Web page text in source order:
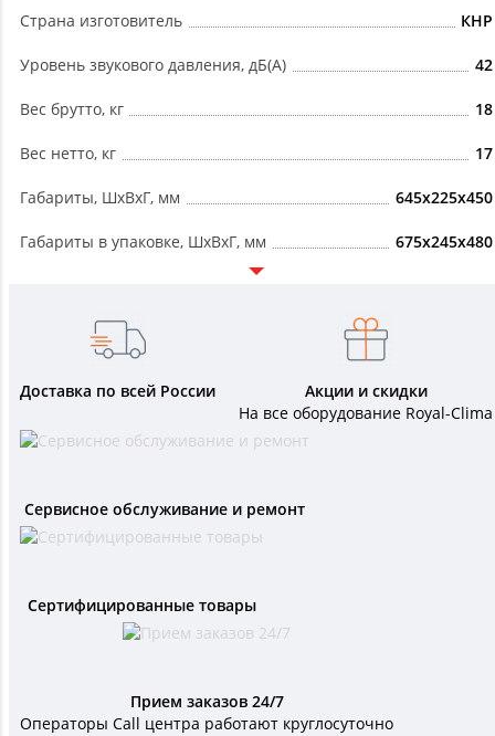
Страна изготовитель КНР
Уровень звукового давления, дБ(А) 42
Вес брутто, кг 18
Вес нетто, кг 17
Габариты, ШxВxГ, мм 645x225x450
Габариты в упаковке, ШxВxГ, мм 675x245x480
Доставка по всей России
Акции и скидки
На все оборудование Royal-Clima
Сервисное обслуживание и ремонт
Сертифицированные товары
Прием заказов 24/7
Операторы Call центра работают круглосуточно